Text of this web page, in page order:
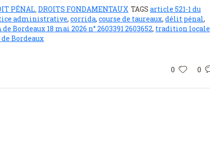
PÉNAL DROITS FONDAMENTAUX TAGS article 521-1 du
administrative, corrida, course de taureaux, délit pénal,
de Bordeaux 18 mai 2026 n° 2603391 2603652, tradition locale
Bordeaux
0 0